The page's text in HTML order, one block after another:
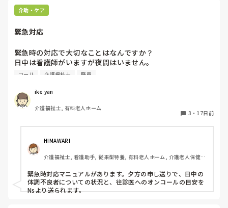
も削いでしまう結果になると思います。それよりも広い視野
で、計画的に準備(マニュアルを渡したり、その日の業務の流れ
いかと思います。
介助・ケア
緊急対応
緊急時の対応で大切なことはなんですか？
日中は看護師がいますが夜間はいません。
オンコールの基準などありますか？
コール 介護福祉士 職員
ike yan
介護福祉士, 有料老人ホーム
3 ・ 17日前
HIMAWARI
介護福祉士, 看護助手, 従来型特養, 有料老人ホーム, 介護老人保健施
院, 初任者研修, 実務者研修, ユニット型特養, 小規模多機能型居宅介
護
緊急時対応マニュアルがあります。夕方の申し送りで、日中の
体調不良者についての状況と、往診医へのオンコールの目安を
Nsより送られます。